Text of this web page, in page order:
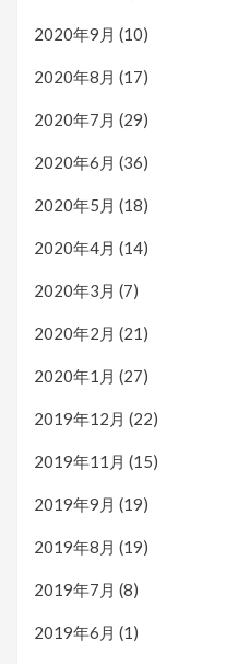
2020年9月 (10)
2020年8月 (17)
2020年7月 (29)
2020年6月 (36)
2020年5月 (18)
2020年4月 (14)
2020年3月 (7)
2020年2月 (21)
2020年1月 (27)
2019年12月 (22)
2019年11月 (15)
2019年9月 (19)
2019年8月 (19)
2019年7月 (8)
2019年6月 (1)